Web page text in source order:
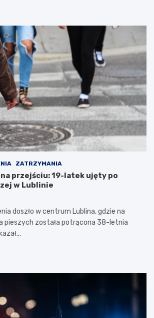
ZATRZYMANIA
przejściu: 19-latek ujęty po
w Lublinie
doszło w centrum Lublina, gdzie na
pieszych została potrącona 38-letnia